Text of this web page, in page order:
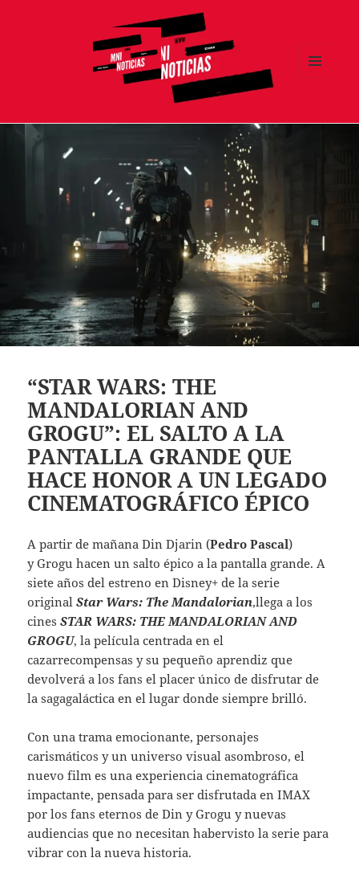
“STAR WARS: THE
MANDALORIAN AND
GROGU”: EL SALTO A LA
PANTALLA GRANDE QUE
HACE HONOR A UN LEGADO
CINEMATOGRÁFICO ÉPICO
A partir de mañana Din Djarin (Pedro Pascal)
y Grogu hacen un salto épico a la pantalla grande. A
siete años del estreno en Disney+ de la serie
originalStar Wars: The Mandalorian,llega a los
cinesSTAR WARS: THE MANDALORIAN AND
GROGU, la película centrada en el
cazarrecompensas y su pequeño aprendiz que
devolverá a los fans el placer único de disfrutar de
la sagagaláctica en el lugar donde siempre brilló.
Con una trama emocionante, personajes
carismáticos y un universo visual asombroso, el
nuevo film es una experiencia cinematográfica
impactante, pensada para ser disfrutada en IMAX
por los fans eternos de Din y Grogu y nuevas
audiencias que no necesitan habervisto la serie para
vibrar con la nueva historia.